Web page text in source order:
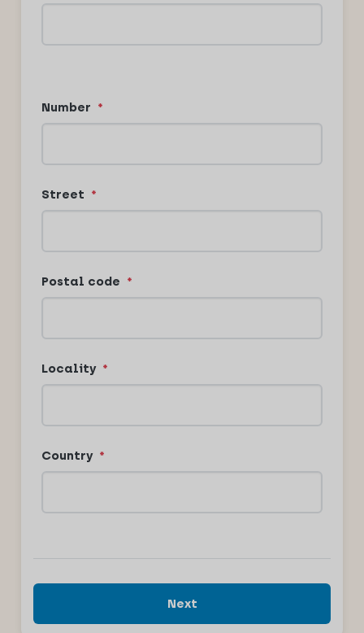
Number *
Street *
Postal code *
Locality *
Country *
Next